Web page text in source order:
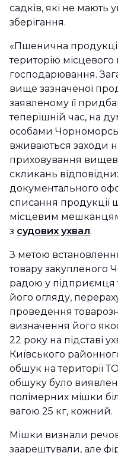
садків, які не мають
зберігання.
«Пшенична
територію
господарювання.
вище зазначеної
заявленому її
теперішній час, на
особами
вживаються заходи
приховування
скликань
документального
списання продукції
місцевим
з судових ухвал.
З метою
товару закупленого
радою у підприємця
його огляду,
проведення
визначення його
22 року на підставі
Київського
обшук на території
обшуку було
полімерних мішки
вагою 25 кг, кожний.
Мішки визнали
заарештували, але